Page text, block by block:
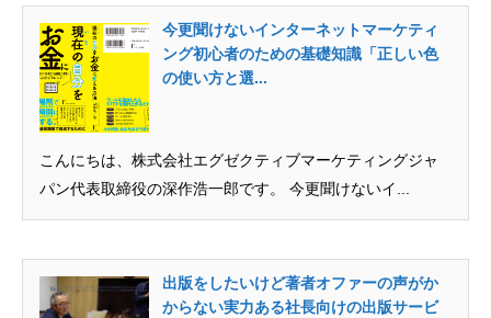
今更聞けないインターネットマーケティ
ング初心者のための基礎知識「正しい色
の使い方と選...
こんにちは、株式会社エグゼクティブマーケティングジャ
パン代表取締役の深作浩一郎です。 今更聞けないイ...
出版をしたいけど著者オファーの声がか
からない実力ある社長向けの出版サービ